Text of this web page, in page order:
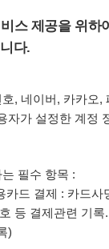
스 제공을 위하
다.
, 네이버, 카카오,
자가 설정한 계정
필수 항목 :
카드 결제 : 카드사
등 결제관련 기록.
)